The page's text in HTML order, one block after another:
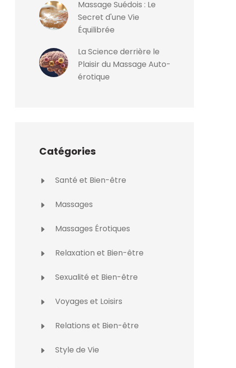
Massage Suédois : Le
Secret d'une Vie
Équilibrée
La Science derrière le
Plaisir du Massage Auto-
érotique
Catégories
Santé et Bien-être
Massages
Massages Érotiques
Relaxation et Bien-être
Sexualité et Bien-être
Voyages et Loisirs
Relations et Bien-être
Style de Vie